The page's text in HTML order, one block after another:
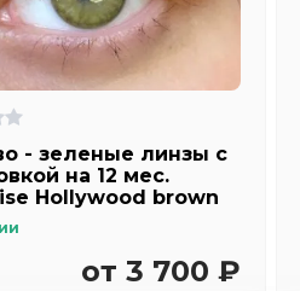
- зеленые линзы c
на 12 мес.
Hollywood brown
от 3 700 ₽